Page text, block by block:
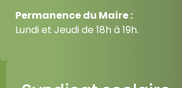
Permanence du Maire :
Lundi et Jeudi de 18h à 19h.